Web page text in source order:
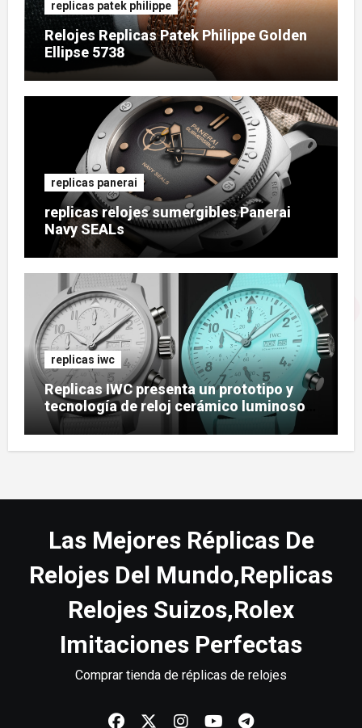
replicas patek philippe
Relojes Replicas Patek Philippe Golden
Ellipse 5738
replicas panerai
replicas relojes sumergibles Panerai
Navy SEALs
replicas iwc
Replicas IWC presenta un prototipo y
tecnología de reloj cerámico luminoso
Ceralume
Las Mejores Réplicas De
Relojes Del Mundo,Replicas
Relojes Suizos,Rolex
Imitaciones Perfectas
Comprar tienda de réplicas de relojes